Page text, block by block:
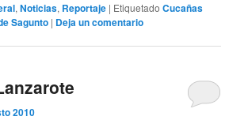
,Noticias, Reportaje | Etiquetado Cucañas
Sagunto | Deja un comentario
2010